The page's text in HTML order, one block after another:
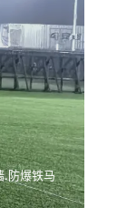
.防爆铁马